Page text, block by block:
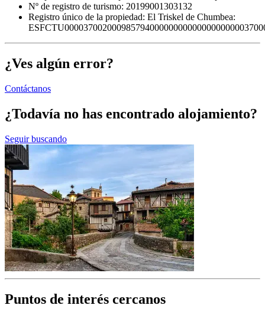
Nº de registro de turismo: 20199001303132
Registro único de la propiedad: El Triskel de Chumbea:
¿Ves algún error?
Contáctanos
¿Todavía no has encontrado alojamiento?
Seguir buscando
Puntos de interés cercanos